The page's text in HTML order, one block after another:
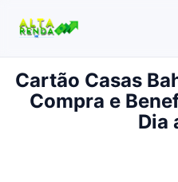
Inicial
Cartão de Crédito
Buscar no site
Cartão Casas
Compra e
Dia